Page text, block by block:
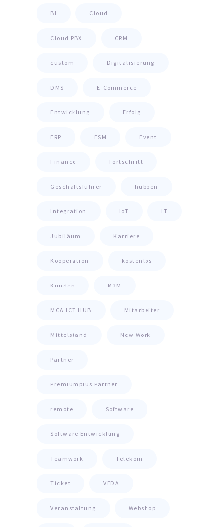
BI Cloud
Cloud PBX CRM
custom Digitalisierung
DMS E-Commerce
Entwicklung Erfolg
ERP ESM Event
Finance Fortschritt
Geschäftsführer hubben
Integration IoT IT
Jubiläum Karriere
Kooperation kostenlos
Kunden M2M
MCA ICT HUB Mitarbeiter
Mittelstand New Work
Partner
Premiumplus Partner
remote Software
Software Entwicklung
Teamwork Telekom
Ticket VEDA
Veranstaltung Webshop